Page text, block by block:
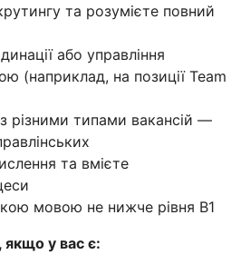
та розумієте повний
або управління
(наприклад, на позиції Team
різними типами вакансій —
та вмієте
мовою не нижче рівня B1
якщо у вас є: